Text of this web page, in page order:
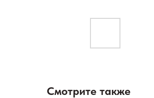
Смотрите также